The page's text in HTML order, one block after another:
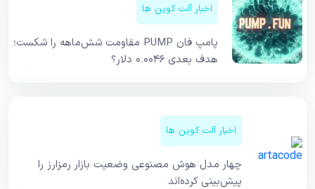
اخبار آلت کوین ها
پامپ فان PUMP مقاومت شش‌ماهه را شکست؛
هدف بعدی ۰.۰۰۴۶ دلار؟
اخبار آلت کوین ها
چهار مدل هوش مصنوعی وضعیت بازار رمزارز را
پیش‌بینی کرده‌اند